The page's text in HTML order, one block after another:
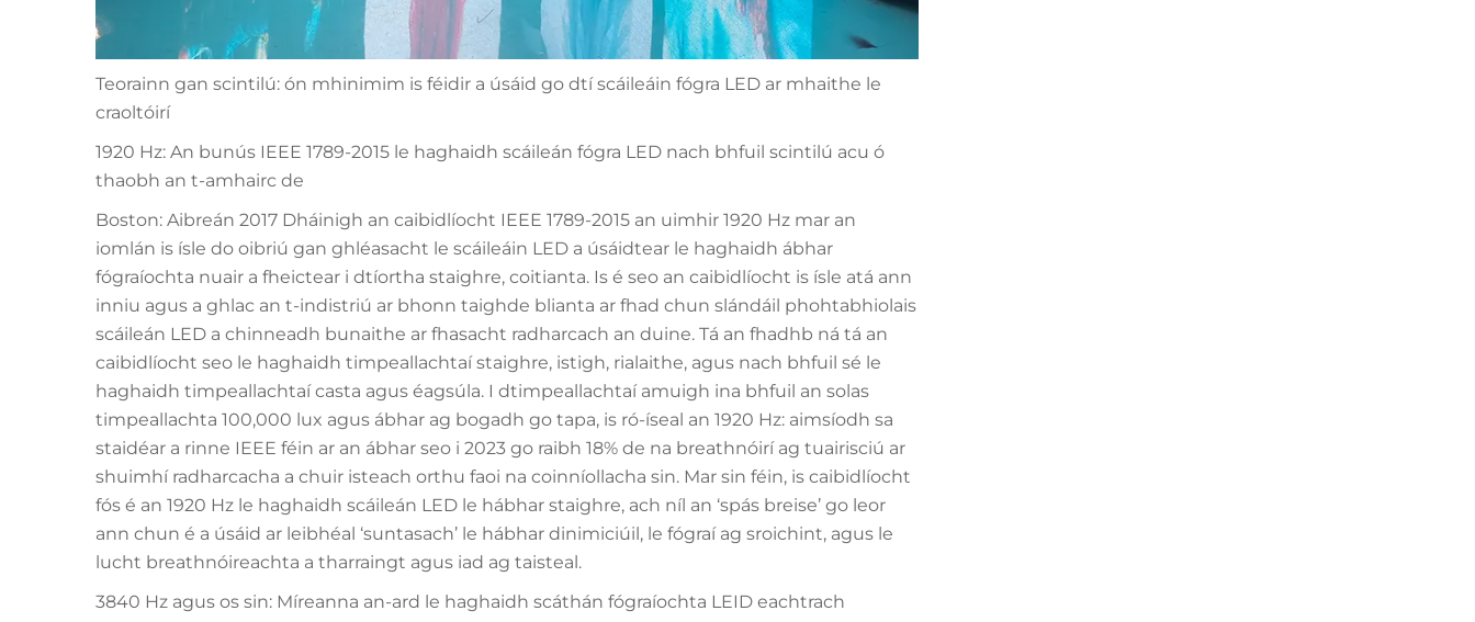
Teorainn gan scintilú: ón mhinimim is féidir a úsáid go dtí scáileáin fógra LED ar mhaithe le
craoltóirí
1920 Hz: An bunús IEEE 1789-2015 le haghaidh scáileán fógra LED nach bhfuil scintilú acu ó
thaobh an t-amhairc de
Boston: Aibreán 2017 Dháinigh an caibidlíocht IEEE 1789-2015 an uimhir 1920 Hz mar an
iomlán is ísle do oibriú gan ghléasacht le scáileáin LED a úsáidtear le haghaidh ábhar
fógraíochta nuair a fheictear i dtíortha staighre, coitianta. Is é seo an caibidlíocht is ísle atá ann
inniu agus a ghlac an t-indistriú ar bhonn taighde blianta ar fhad chun slándáil phohtabhiolais
scáileán LED a chinneadh bunaithe ar fhasacht radharcach an duine. Tá an fhadhb ná tá an
caibidlíocht seo le haghaidh timpeallachtaí staighre, istigh, rialaithe, agus nach bhfuil sé le
haghaidh timpeallachtaí casta agus éagsúla. I dtimpeallachtaí amuigh ina bhfuil an solas
timpeallachta 100,000 lux agus ábhar ag bogadh go tapa, is ró-íseal an 1920 Hz: aimsíodh sa
staidéar a rinne IEEE féin ar an ábhar seo i 2023 go raibh 18% de na breathnóirí ag tuairisciú ar
shuimhí radharcacha a chuir isteach orthu faoi na coinníollacha sin. Mar sin féin, is caibidlíocht
fós é an 1920 Hz le haghaidh scáileán LED le hábhar staighre, ach níl an ‘spás breise’ go leor
ann chun é a úsáid ar leibhéal ‘suntasach’ le hábhar dinimiciúil, le fógraí ag sroichint, agus le
lucht breathnóireachta a tharraingt agus iad ag taisteal.
3840 Hz agus os sin: Míreanna an-ard le haghaidh scáthán fógraíochta LEID eachtrach